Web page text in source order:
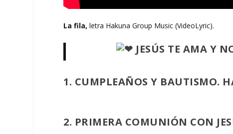
La fila, letra Hakuna Group Music (VideoLyric).
JESÚS TE AMA Y
1. CUMPLEAÑOS Y BAUTISMO.
2. PRIMERA COMUNIÓN CON